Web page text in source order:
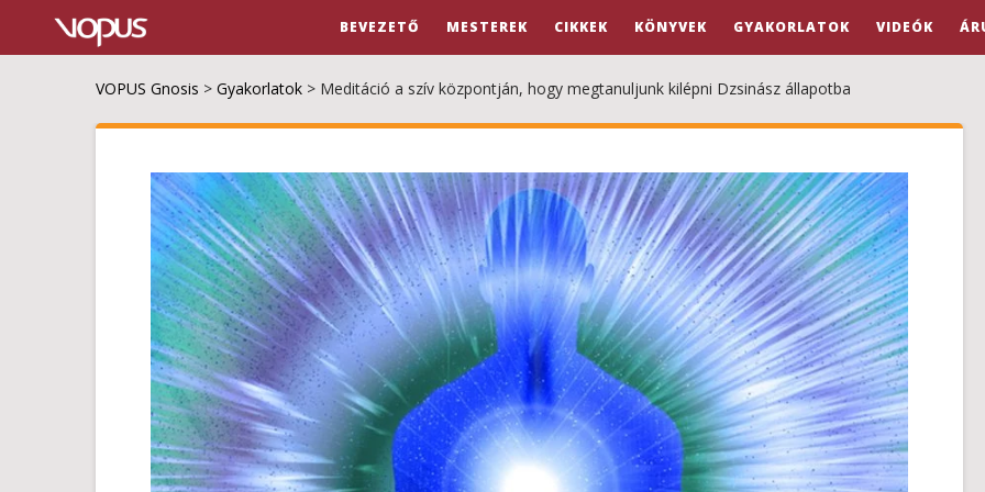
BEVEZETŐ MESTEREK CIKKEK KÖNYVEK GYAKORLATOK VIDEÓK
VOPUS Gnosis > Gyakorlatok > Meditáció a szív központján, hogy megtanuljunk kilépni Dzsinász állapotba